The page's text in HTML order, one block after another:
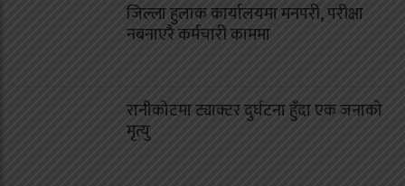
जिल्ला हुलाक कार्यालयमा मनपरी, परीक्षा
नबनाएरै कर्मचारी काममा
रानीकोटमा ट्याक्टर दुर्घटना हुँदा एक जनाको
मृत्यु